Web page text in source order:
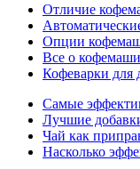
Отличие
Опции
Все о
Кофеварки для
Самые
Лучшие
Чай как
Насколько